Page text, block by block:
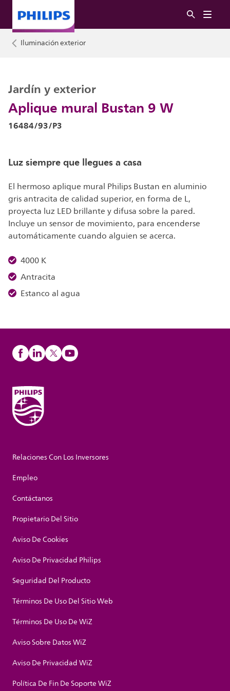
Iluminación exterior
Aplique mural Bustan 9 W
Jardín y exterior
16484/93/P3
Luz siempre que llegues a casa
El hermoso aplique mural Philips Bustan en aluminio
gris antracita de calidad superior, en forma de L,
proyecta luz LED brillante y difusa sobre la pared.
Incluye un sensor de movimiento, para encenderse
automáticamente cuando alguien se acerca.
4000 K
Antracita
Estanco al agua
Relaciones Con Los Inversores
Empleo
Contáctanos
Propietario Del Sitio
Aviso De Cookies
Aviso De Privacidad Philips
Seguridad Del Producto
Términos De Uso Del Sitio Web
Términos De Uso De WiZ
Aviso Sobre Datos WiZ
Aviso De Privacidad WiZ
Política De Fin De Soporte WiZ